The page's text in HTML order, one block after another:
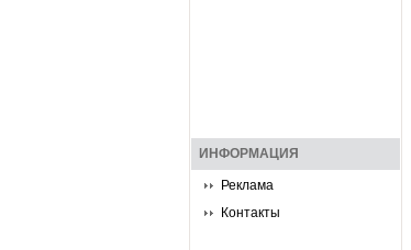
ИНФОРМАЦИЯ
Реклама
Контакты